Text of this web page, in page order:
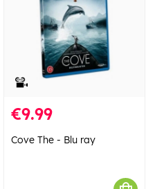
€9.99
Cove The - Blu ray